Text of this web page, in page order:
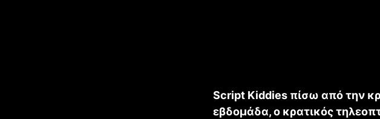
Script Kiddies πίσω από την
εβδομάδα, ο κρατικός